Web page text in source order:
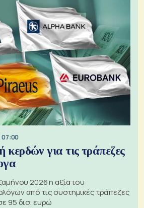
07:00
κερδών για τις τράπεζες
2026 η αξία του
από τις συστημικές τράπεζες
95 δισ. ευρώ